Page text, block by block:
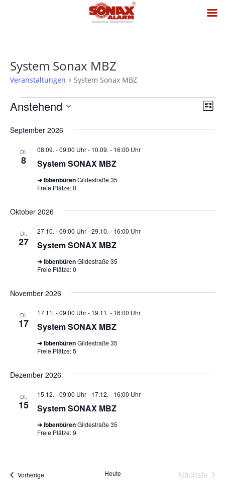
System Sonax MBZ
Veranstaltungen System Sonax MBZ
Veranstaltungen Liste
Anstehend
wählen.
September 2026
DI.
8 System SONAX MBZ
08.09. - 09:00 Uhr- 10.09. - 16:00 Uhr
➔ IbbenbürenGildestraße 35
Freie Plätze: 0
Oktober 2026
DI.
27 System SONAX MBZ
27.10. - 09:00 Uhr-29.10. - 16:00 Uhr
➔ IbbenbürenGildestraße 35
Freie Plätze: 0
November 2026
DI.
17 System SONAX MBZ
17.11. - 09:00 Uhr- 19.11. - 16:00 Uhr
➔ IbbenbürenGildestraße 35
Freie Plätze: 5
Dezember 2026
DI.
15 System SONAX MBZ
15.12. - 09:00 Uhr- 17.12. - 16:00 Uhr
➔ IbbenbürenGildestraße 35
Freie Plätze: 9
VorherigeVeranstaltungen Heute
Nächste